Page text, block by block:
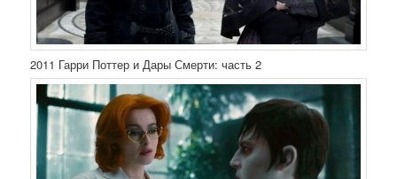
2011 Гарри Поттер и Дары Смерти: часть 2